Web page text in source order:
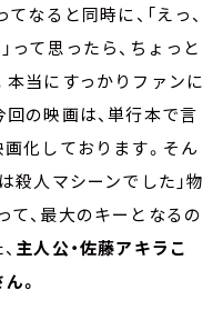
なると同時に、「えっ、
って思ったら、ちょっと
当にすっかりファンに
の映画は、単行本で言
化しております。そん
殺人マシーンでした」物
、最大のキーとなるの
主人公・佐藤アキラこ
。